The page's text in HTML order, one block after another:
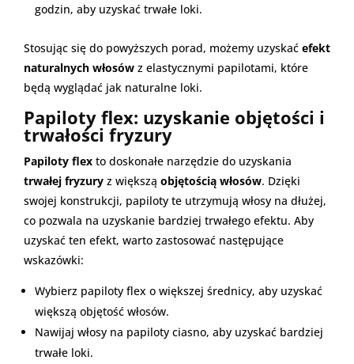
godzin, aby uzyskać trwałe loki.
Stosując się do powyższych porad, możemy uzyskać efekt
naturalnych włosów z elastycznymi papilotami, które
będą wyglądać jak naturalne loki.
Papiloty flex: uzyskanie objętości i
trwałości fryzury
Papiloty flex to doskonałe narzędzie do uzyskania
trwałej fryzury z większą objętością włosów. Dzięki
swojej konstrukcji, papiloty te utrzymują włosy na dłużej,
co pozwala na uzyskanie bardziej trwałego efektu. Aby
uzyskać ten efekt, warto zastosować następujące
wskazówki:
Wybierz papiloty flex o większej średnicy, aby uzyskać
większą objętość włosów.
Nawijaj włosy na papiloty ciasno, aby uzyskać bardziej
trwałe loki.